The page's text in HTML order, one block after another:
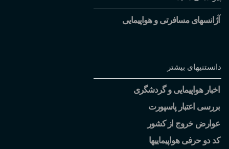
آژانسهای مسافرتی و هواپیمایی
دانستنیهای بیشتر
اخبار هواپیمایی و گردشگری
بررسی اعتبار پاسپورت
عوارض خروج از کشور
کد دو حرفی هواپیماییها